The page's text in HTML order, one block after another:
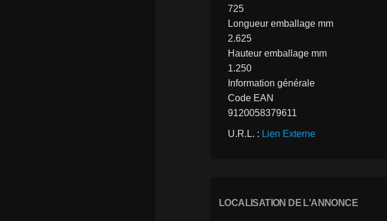
725
Longueur emballage mm
2.625
Hauteur emballage mm
1.250
Information générale
Code EAN
9120058379611
U.R.L. : Lien Externe
LOCALISATION DE L'ANNONCE